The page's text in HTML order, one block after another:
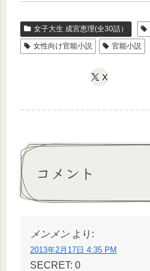
女子大生 成宮恵理(全30話）
女性向け官能小説
官能小説
X
コメント
メンメン より:
2013年2月17日 4:35 PM
SECRET: 0